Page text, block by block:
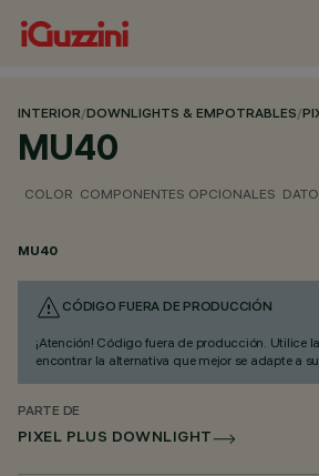
INTERIOR/DOWNLIGHTS & EMPOTRABLES/
MU40
COLOR COMPONENTES OPCIONALES
MU40
CÓDIGO FUERA DE PRODUCCIÓN
¡Atención! Código fuera de producción. Utilice
encontrar la alternativa que mejor se adapte a
PARTE DE
PIXEL PLUS DOWNLIGHT